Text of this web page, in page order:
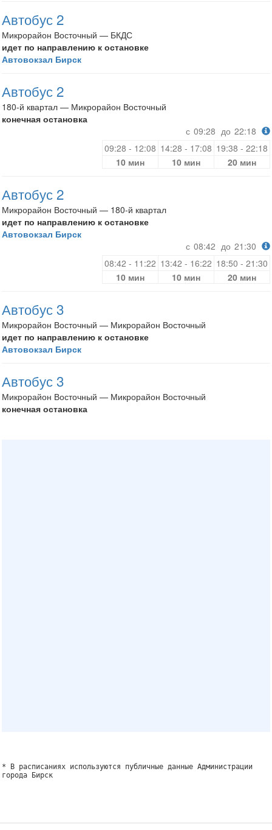
Автобус 2
Микрорайон Восточный — БКДС
идет по направлению к остановке
Автовокзал Бирск
Автобус 2
180-й квартал — Микрорайон Восточный
конечная остановка
с 09:28 до 22:18
09:28 - 12:08 14:28 - 17:08 19:38 - 22:18
10 мин
10 мин 20 мин
Автобус 2
Микрорайон Восточный — 180-й квартал
идет по направлению к остановке
Автовокзал Бирск
с 08:42 до 21:30
08:42 - 11:22 13:42 - 16:22 18:50 - 21:30
10 мин
10 мин 20 мин
Автобус 3
Микрорайон Восточный — Микрорайон Восточный
идет по направлению к остановке
Автовокзал Бирск
Автобус 3
Микрорайон Восточный — Микрорайон Восточный
конечная остановка
* В расписаниях используются публичные данные Администрации
города Бирск